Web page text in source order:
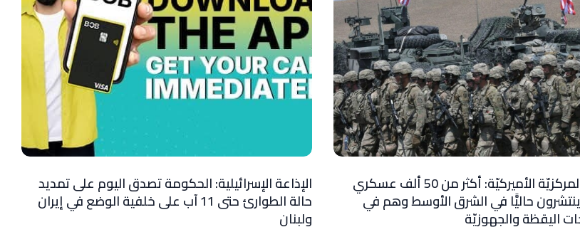
القيادة المركزيّة الأميركيّة: أكثر من 50 ألف عسكري
حاليًّا في الشرق الأوسط وهم في
اليقظة والجهوزيّة
الإذاعة الإسرائيلية: الحكومة تصدق اليوم على تمديد
حالة الطوارئ حتى 11 آب على خلفية الوضع في إيران
ولبنان